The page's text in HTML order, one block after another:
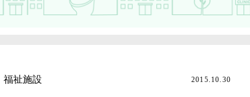
福祉施設 2015.10.30